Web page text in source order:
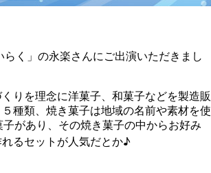
く」の永楽さんにご出演いただきまし
りを理念に洋菓子、和菓子などを製造販
種類、焼き菓子は地域の名前や素材を使
子があり、その焼き菓子の中からお好み
るセットが人気だとか♪